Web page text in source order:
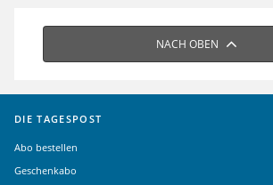
NACH OBEN
DIE TAGESPOST
Abo bestellen
Geschenkabo